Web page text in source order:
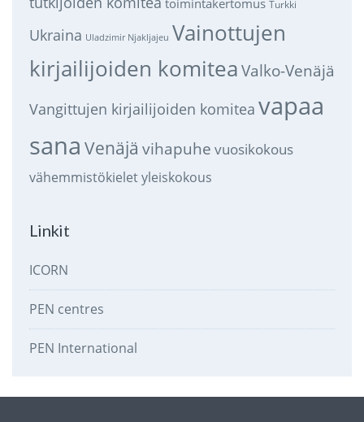
Turkki
Ukraina Uladzimir Njakljajeu Vainottujen
kirjailijoiden komitea Valko-Venäjä
Vangittujen kirjailijoiden komitea vapaa
sana Venäjä vihapuhe vuosikokous
vähemmistökieletyleiskokous
Linkit
ICORN
PEN centres
PEN International